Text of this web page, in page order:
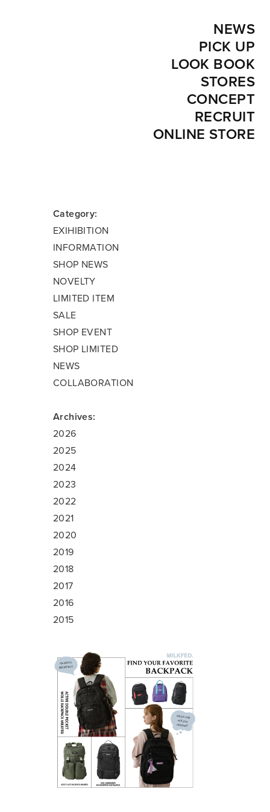
NEWS
PICK UP
LOOK BOOK
STORES
CONCEPT
RECRUIT
ONLINE STORE
Category:
EXIHIBITION
INFORMATION
SHOP NEWS
NOVELTY
LIMITED ITEM
SALE
SHOP EVENT
SHOP LIMITED
NEWS
COLLABORATION
Archives:
2026
2025
2024
2023
2022
2021
2020
2019
2018
2017
2016
2015